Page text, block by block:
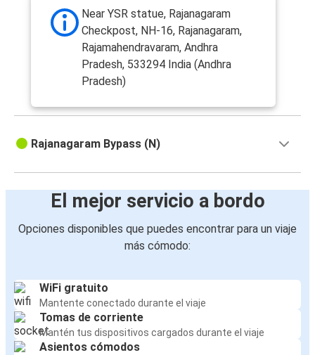
Near YSR statue, Rajanagaram
Checkpost, NH-16, Rajanagaram,
Rajamahendravaram, Andhra
Pradesh, 533294 India (Andhra
Pradesh)
Rajanagaram Bypass (N)
El mejor servicio a bordo
Opciones disponibles que puedes encontrar para un viaje
más cómodo:
WiFi gratuito
Mantente conectado durante el viaje
Tomas de corriente
Mantén tus dispositivos cargados durante el viaje
Asientos cómodos